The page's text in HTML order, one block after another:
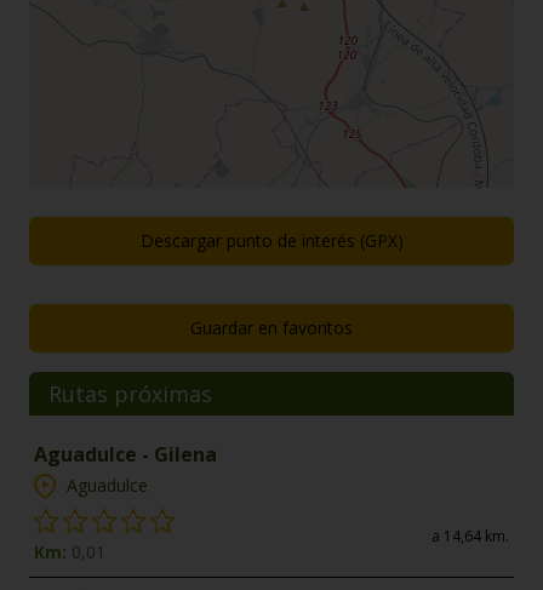
Descargar punto de interés (GPX)
Guardar en favoritos
Rutas próximas
Aguadulce - Gilena
Aguadulce
Km: 0,01
a 14,64 km.